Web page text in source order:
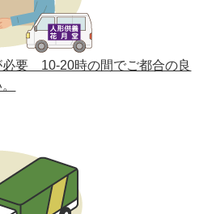
令和2年6月8日(月)
令和2年4月16日(木)
令和2年2月13日(木)
令和元年6月12日(水)
必要 10-20時の間でご都合の良